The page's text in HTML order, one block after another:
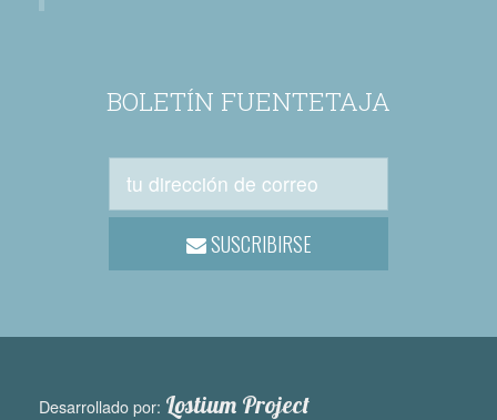
BOLETÍN FUENTETAJA
SUSCRIBIRSE
Desarrollado por: Lostium Project